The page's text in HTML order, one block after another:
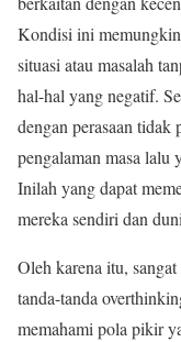
Kondisi ini
situasi atau masalah
hal-hal yang negatif.
dengan perasaan tidak
pengalaman masa lalu
Inilah yang dapat
mereka sendiri dan
Oleh karena itu,
tanda-tanda
memahami pola pikir